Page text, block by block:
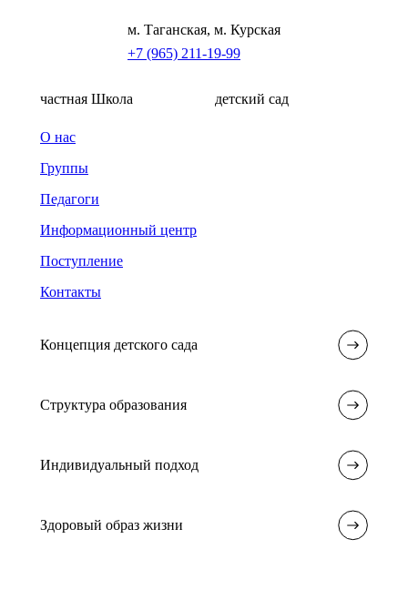
м. Таганская, м. Курская
+7 (965) 211-19-99
частная Школа детский сад
О нас
Группы
Педагоги
Информационный центр
Поступление
Контакты
Концепция детского сада
Структура образования
Индивидуальный подход
Здоровый образ жизни